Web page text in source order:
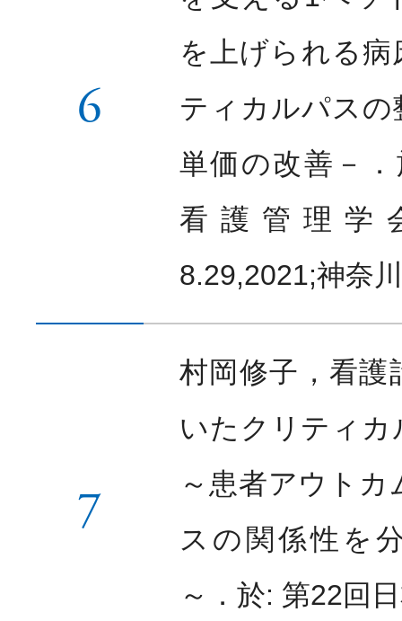
6
を上げられる
ティカルパス
単価の改善－
看護管理学
8.29,2021;神奈
7
村岡修子，看護
いたクリティ
～患者アウト
スの関係性を
～．於: 第22回